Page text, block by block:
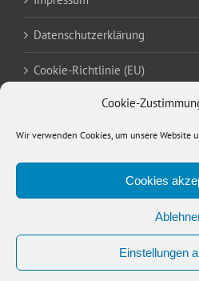
Cookie-
Wir verwenden Cookies, um unsere Website
Cookies
Einstellungen
Datenschutzerklärung
Cookie-Richtlinie (EU)
Meta
Kommentar-Feed